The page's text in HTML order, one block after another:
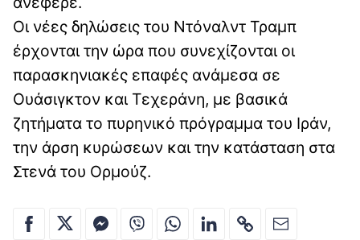
Οι νέες δηλώσεις του Ντόναλντ Τραμπ
έρχονται την ώρα που συνεχίζονται οι
παρασκηνιακές επαφές ανάμεσα σε
Ουάσιγκτον και Τεχεράνη, με βασικά
ζητήματα το πυρηνικό πρόγραμμα του Ιράν,
την άρση κυρώσεων και την κατάσταση στα
Στενά του Ορμούζ.